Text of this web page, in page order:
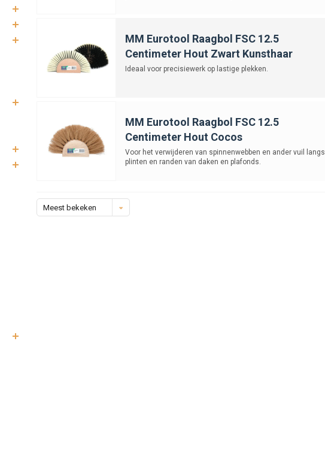
MM Eurotool Raagbol FSC 12.5
Centimeter Hout Zwart Kunsthaar
Ideaal voor precisiewerk op lastige plekken.
MM Eurotool Raagbol FSC 12.5
Centimeter Hout Cocos
Voor het verwijderen van spinnenwebben en ander vuil langs
plinten en randen van daken en plafonds.
Meest bekeken